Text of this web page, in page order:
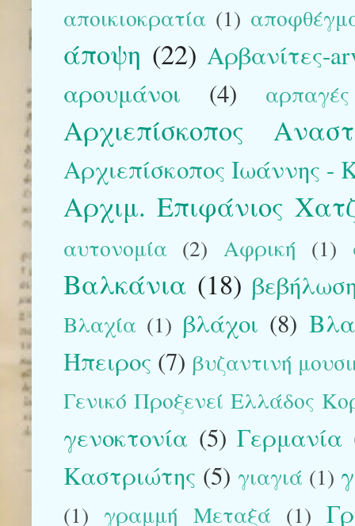
αποικιοκρατία (1)
άποψη (22) Αρβανίτες-
αρουμάνοι
(4) αρπαγές
Αρχιεπίσκοπος
Αρχιεπίσκοπος Ιωάννης -
Αρχιμ. Επιφάνιος
αυτονομία (2) Αφρική (1)
Βαλκάνια (18)
Βλαχία (1) βλάχοι (8)
Ήπειρος (7) βυζαντινή
Γενικό Προξενεί Ελλάδος
γενοκτονία (5) Γερμανία
Καστριώτης (5) γιαγιά (1)
(1) γραμμή Μεταξά (1)